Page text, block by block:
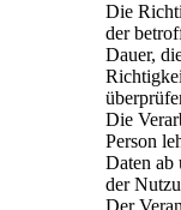
Die
der
Dauer,
Die
Person
Daten ab
der